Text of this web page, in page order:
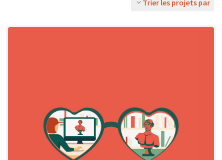
Trier les projets par